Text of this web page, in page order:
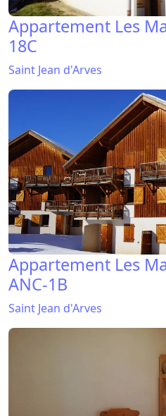
Appartement Les
18C
Saint Jean d'Arves
Appartement Les
ANC-1B
Saint Jean d'Arves